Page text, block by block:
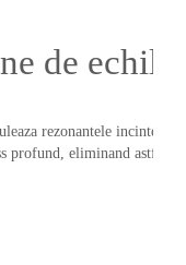
de
rezonantele incintei,
profund, eliminand astfel